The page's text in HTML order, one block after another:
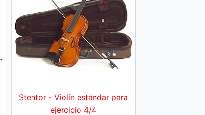
Stentor - Violín estándar para
ejercicio 4/4